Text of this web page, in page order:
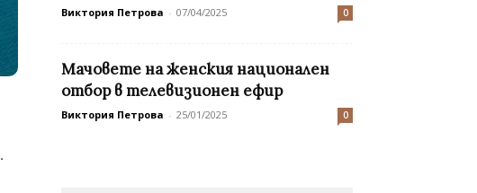
.
Виктория Петрова - 07/04/2025 0
Мачовете на женския национален
отбор в телевизионен ефир
Виктория Петрова - 25/01/2025 0